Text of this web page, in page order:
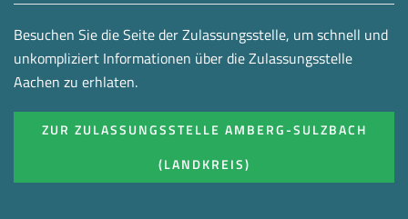
Besuchen Sie die Seite der Zulassungsstelle, um schnell und
unkompliziert Informationen über die Zulassungsstelle
Aachen zu erhlaten.
ZUR ZULASSUNGSSTELLE AMBERG-SULZBACH
(LANDKREIS)